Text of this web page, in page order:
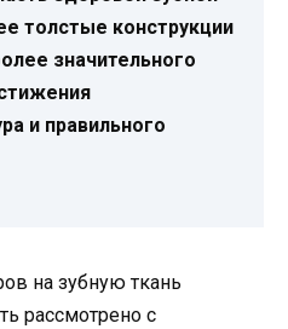
толстые конструкции
значительного
и правильного
на зубную ткань
рассмотрено с